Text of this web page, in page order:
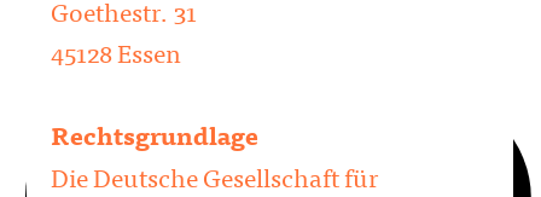
Goethestr. 31
45128 Essen
Rechtsgrundlage
Die Deutsche Gesellschaft für